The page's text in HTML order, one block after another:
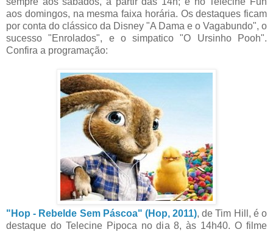
aos domingos, na mesma faixa horária. Os destaques ficam
por conta do clássico da Disney "A Dama e o Vagabundo", o
sucesso "Enrolados", e o simpatico "O Ursinho Pooh".
Confira a programação:
"Hop - Rebelde Sem Páscoa" (Hop, 2011), de Tim Hill, é o
destaque do Telecine Pipoca no dia 8, às 14h40. O filme